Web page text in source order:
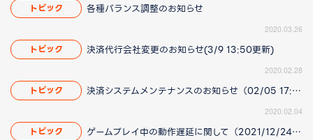
トピック 各種バランス調整のお知らせ
2020.03.26
トピック 決済代行会社変更のお知らせ(3/9 13:50更新)
2020.02.28
トピック 決済システムメンテナンスのお知らせ（02/05 17:12 更新）
2020.02.04
トピック ゲームプレイ中の動作遅延に関して（2021/12/24 18:40更新）